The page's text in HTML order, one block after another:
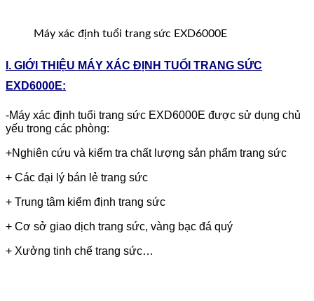
Máy xác định tuổi trang sức EXD6000E
I. GIỚI THIỆU MÁY XÁC ĐỊNH TUỔI TRANG SỨC
EXD6000E:
-Máy xác định tuổi trang sức EXD6000E được sử dụng chủ
yếu trong các phòng:
+Nghiên cứu và kiểm tra chất lượng sản phẩm trang sức
+ Các đại lý bán lẻ trang sức
+ Trung tâm kiểm định trang sức
+ Cơ sở giao dịch trang sức, vàng bạc đá quý
+ Xưởng tinh chế trang sức…